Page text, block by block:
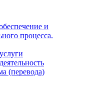
и
процесса.
(перевода)